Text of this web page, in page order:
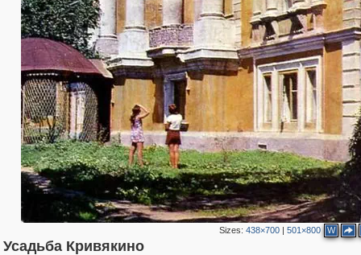
Sizes:438×700 |501×800 W
Усадьба Кривякино
1,405,774
96,167 1,691 275 1